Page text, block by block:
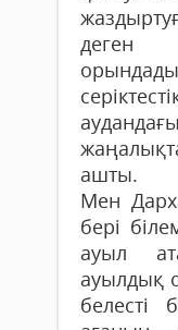
деген
ашты.
Мен
бері
ауыл
ауылдық
белесті